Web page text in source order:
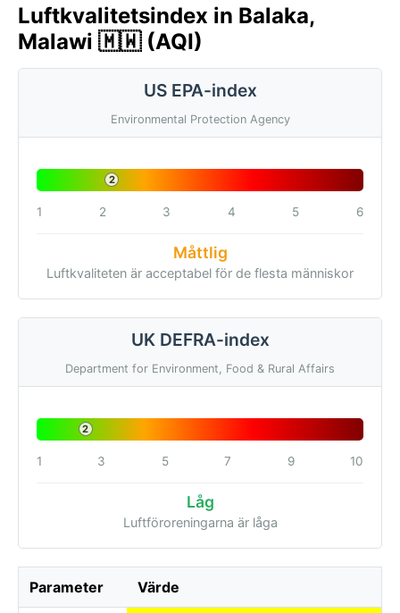
Luftkvalitetsindex in Balaka,
Malawi 🇲🇼 (AQI)
US EPA-index
Environmental Protection Agency
2
1 2 3 4 5 6
Måttlig
Luftkvaliteten är acceptabel för de flesta människor
UK DEFRA-index
Department for Environment, Food & Rural Affairs
2
1 3 5 7 9 10
Låg
Luftföroreningarna är låga
Parameter Värde